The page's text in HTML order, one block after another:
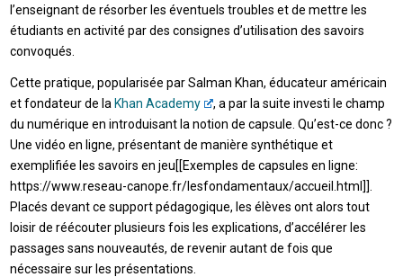
l’enseignant de résorber les éventuels troubles et de mettre les
étudiants en activité par des consignes d’utilisation des savoirs
convoqués.
Cette pratique, popularisée par Salman Khan, éducateur américain
et fondateur de la Khan Academy
, a par la suite investi le champ
du numérique en introduisant la notion de capsule. Qu’est-ce donc ?
Une vidéo en ligne, présentant de manière synthétique et
exemplifiée les savoirs en jeu[[Exemples de capsules en ligne:
https://www.reseau-canope.fr/lesfondamentaux/accueil.html]].
Placés devant ce support pédagogique, les élèves ont alors tout
loisir de réécouter plusieurs fois les explications, d’accélérer les
passages sans nouveautés, de revenir autant de fois que
nécessaire sur les présentations.